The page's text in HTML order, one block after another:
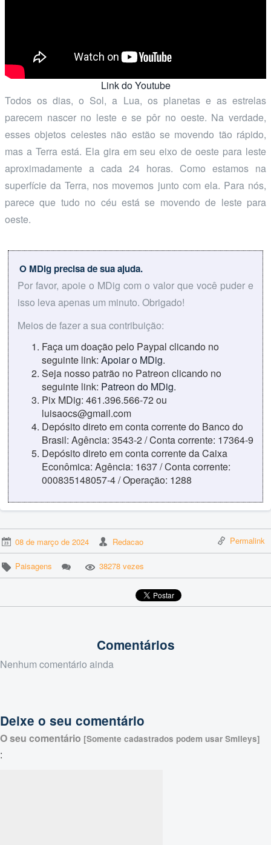
Link do Youtube
Todos os dias, o Sol, a Lua, os planetas e as estrelas
parecem nascer no leste e se pôr no oeste. Na verdade,
esses objetos celestes não estão se movendo tão rápido,
mas a Terra está. Ela gira em seu eixo de oeste para leste
aproximadamente a cada 24 horas. Como estamos na
superfície da Terra, nos movemos junto com ela. Para nós,
parece que tudo no céu está se movendo de leste para
oeste.
O MDig precisa de sua ajuda.
Por favor, apoie o MDig com o valor que você puder e
isso leva apenas um minuto. Obrigado!
Meios de fazer a sua contribuição:
Faça um doação pelo Paypal clicando no
seguinte link: Apoiar o MDig.
Seja nosso patrão no Patreon clicando no
seguinte link: Patreon do MDig.
Pix MDig: 461.396.566-72 ou
luisaocs@gmail.com
Depósito direto em conta corrente do Banco do
Brasil: Agência: 3543-2 / Conta corrente: 17364-9
Depósito direto em conta corrente da Caixa
Econômica: Agência: 1637 / Conta corrente:
000835148057-4 / Operação: 1288
08 de março de 2024 Redacao Permalink
Paisagens 38278 vezes
Comentários
Nenhum comentário ainda
Deixe o seu comentário
O seu comentário [Somente cadastrados podem usar Smileys]
: